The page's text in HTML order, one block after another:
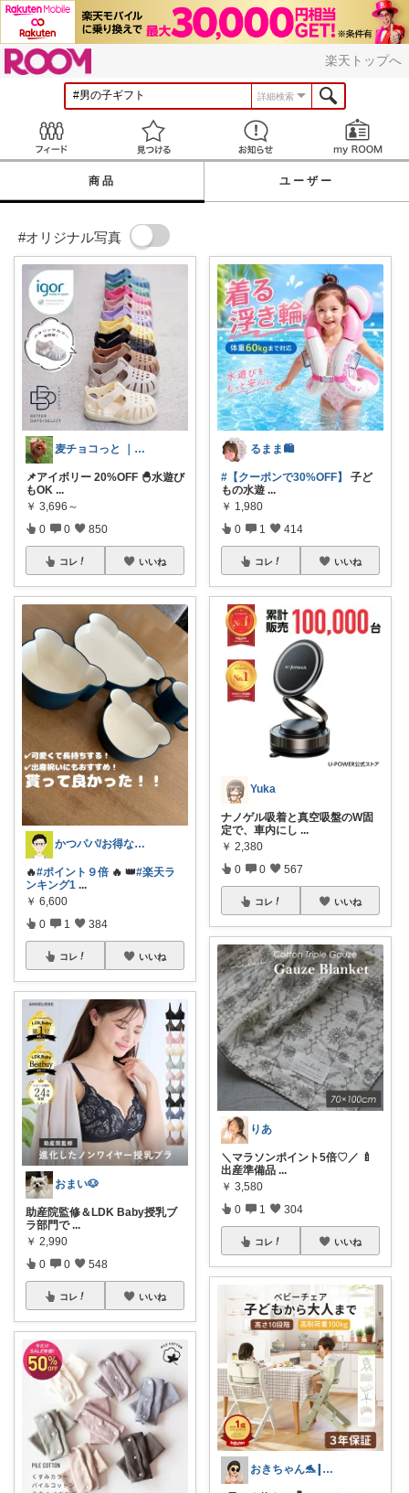
楽天トップへ
詳細検索
見つける お知らせ
商品 ユーザー
#オリジナル写真
麦チョコっと ｜ キッズ＆ベビー 夏
📌アイボリー 20%OFF 🐣水遊び
もOK ...
￥ 3,696～
0 0 850
コレ いいね
かつパパ/お得な子供服、育児商品の紹介✨
🔥#ポイント９倍 🔥 👑#楽天ラ
ンキング1 ...
￥ 6,600
0 1 384
コレ いいね
おまい🐶
助産院監修＆LDK Baby授乳ブ
ラ部門で ...
￥ 2,990
0 0 548
コレ いいね
るまま🛍️
#【クーポンで30%OFF】
子ど
もの水遊 ...
￥ 1,980
0 1 414
コレ いいね
Yuka
ナノゲル吸着と真空吸盤のW固
定で、車内にし ...
￥ 2,380
0 0 567
コレ いいね
りあ
＼マラソンポイント5倍♡／ 🍼
出産準備品 ...
￥ 3,580
0 1 304
コレ いいね
おきちゃん🐬┃感謝⸜₍ᐢ..ᐢ₎⸝